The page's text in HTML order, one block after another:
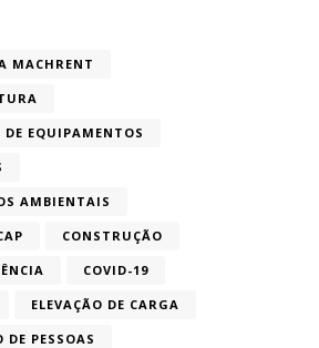
MACHRENT
DE EQUIPAMENTOS
AMBIENTAIS
CONSTRUÇÃO
COVID-19
ELEVAÇÃO DE CARGA
DE PESSOAS